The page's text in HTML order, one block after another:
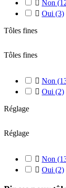
 Non
 Oui (3)
Tôles fines
Tôles fines
 Non
 Oui (2)
Réglage
Réglage
 Non
 Oui (2)